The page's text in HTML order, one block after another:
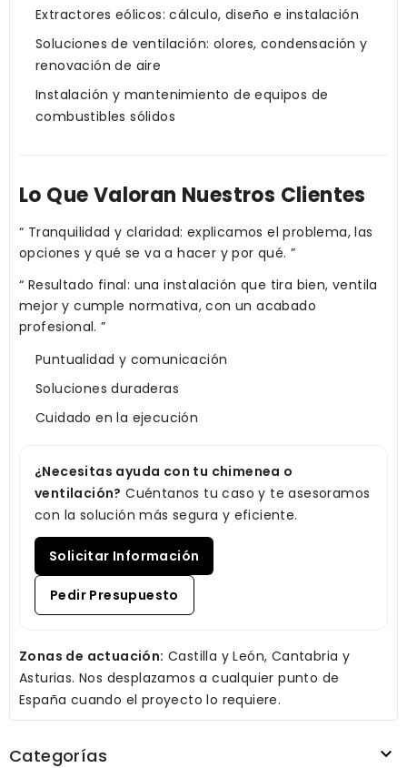
Extractores eólicos: cálculo, diseño e instalación
Soluciones de ventilación: olores, condensación y
renovación de aire
Instalación y mantenimiento de equipos de
combustibles sólidos
Lo Que Valoran Nuestros Clientes
“ Tranquilidad y claridad: explicamos el problema, las
opciones y qué se va a hacer y por qué. ”
“ Resultado final: una instalación que tira bien, ventila
mejor y cumple normativa, con un acabado
profesional.”
Puntualidad y comunicación
Soluciones duraderas
Cuidado en la ejecución
¿Necesitas ayuda con tu chimenea o
ventilación? Cuéntanos tu caso y te asesoramos
con la solución más segura y eficiente.
Solicitar Información
Pedir Presupuesto
Zonas de actuación: Castilla y León, Cantabria y
Asturias. Nos desplazamos a cualquier punto de
España cuando el proyecto lo requiere.
Categorías 